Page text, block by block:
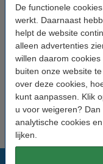
De functionele
werkt. Daarnaast
helpt de website
alleen advertenties
willen daarom
buiten onze website
over deze cookies,
kunt aanpassen. Klik
u voor weigeren?
analytische cookies
lijken.
Bestel mee:
Robijn
€ 2,99
Ariel
€ 3,99